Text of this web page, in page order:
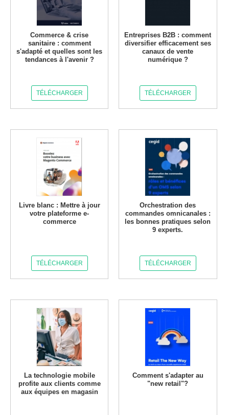
Commerce & crise
sanitaire : comment
s'adapté et quelles sont les
tendances à l'avenir ?
TÉLÉCHARGER
Entreprises B2B : comment
diversifier efficacement ses
canaux de vente
numérique ?
TÉLÉCHARGER
Livre blanc : Mettre à jour
votre plateforme e-
commerce
TÉLÉCHARGER
Orchestration des
commandes omnicanales :
les bonnes pratiques selon
9 experts.
TÉLÉCHARGER
La technologie mobile
profite aux clients comme
aux équipes en magasin
Comment s'adapter au
"new retail"?